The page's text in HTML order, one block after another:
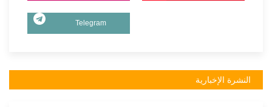
Telegram
النشرة الإخبارية